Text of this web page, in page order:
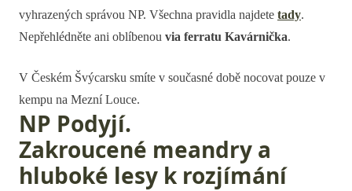
vyhrazených správou NP. Všechna pravidla najdete tady.
Nepřehlédněte ani oblíbenou via ferratu Kavárnička.
V Českém Švýcarsku smíte v současné době nocovat pouze v
kempu na Mezní Louce.
NP Podyjí.
Zakroucené meandry a
hluboké lesy k rozjímání